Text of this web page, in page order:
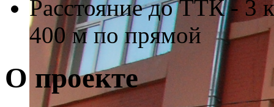
Расстояние до ТТК - 3
400 м по прямой
О проекте